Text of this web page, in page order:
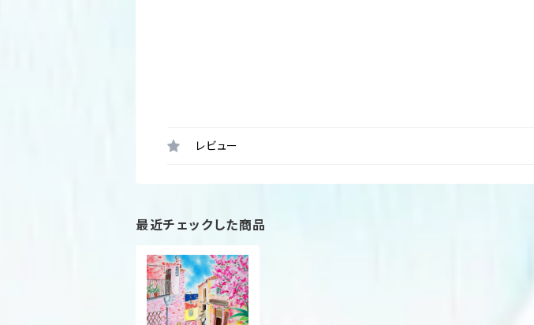
レビュー
最近チェックした商品